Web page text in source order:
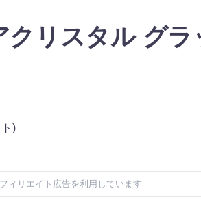
クリスタル グラ
)
ィリエイト広告を利用しています